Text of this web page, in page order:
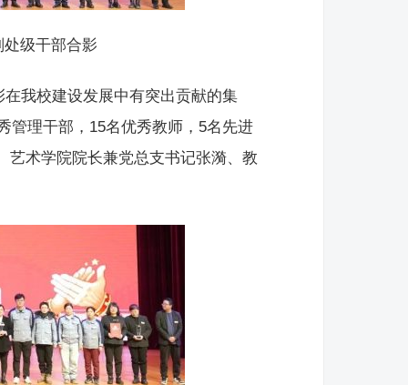
级干部合影
我校建设发展中有突出贡献的集
管理干部，15名优秀教师，5名先进
艺术学院院长兼党总支书记张漪、教